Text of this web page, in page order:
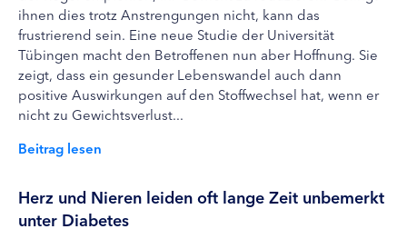
ihnen dies trotz Anstrengungen nicht, kann das
frustrierend sein. Eine neue Studie der Universität
Tübingen macht den Betroffenen nun aber Hoffnung. Sie
zeigt, dass ein gesunder Lebenswandel auch dann
positive Auswirkungen auf den Stoffwechsel hat, wenn er
nicht zu Gewichtsverlust...
Beitrag lesen
Herz und Nieren leiden oft lange Zeit unbemerkt
unter Diabetes